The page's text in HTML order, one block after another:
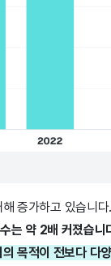
증가하고 있습니
는 약 2배 커졌습니
목적이 전보다 다